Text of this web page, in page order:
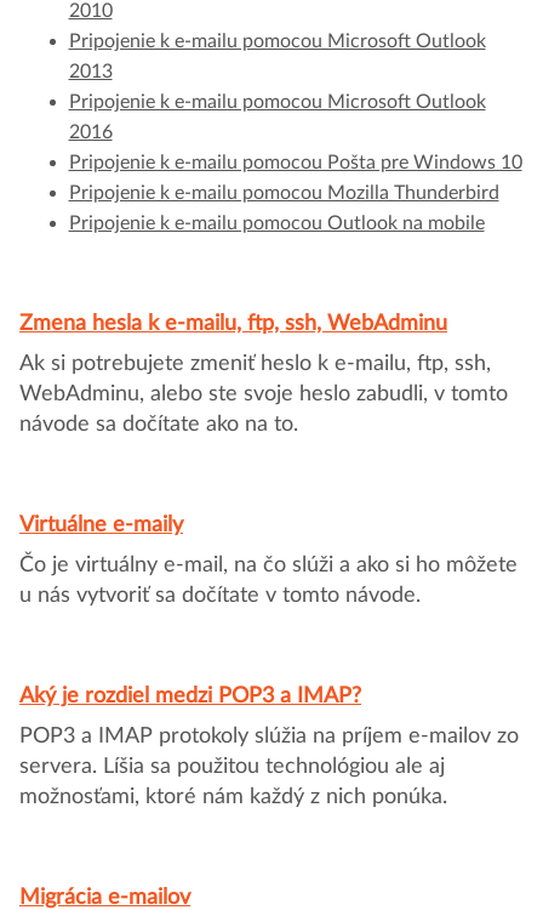
2010
Pripojenie k e-mailu pomocou Microsoft Outlook
2013
Pripojenie k e-mailu pomocou Microsoft Outlook
2016
Pripojenie k e-mailu pomocou Pošta pre Windows 10
Pripojenie k e-mailu pomocou Mozilla Thunderbird
Pripojenie k e-mailu pomocou Outlook na mobile
Zmena hesla k e-mailu, ftp, ssh, WebAdminu
Ak si potrebujete zmeniť heslo k e-mailu, ftp, ssh,
WebAdminu, alebo ste svoje heslo zabudli, v tomto
návode sa dočítate ako na to.
Virtuálne e-maily
Čo je virtuálny e-mail, na čo slúži a ako si ho môžete
u nás vytvoriť sa dočítate v tomto návode.
Aký je rozdiel medzi POP3 a IMAP?
POP3 a IMAP protokoly slúžia na príjem e-mailov zo
servera. Líšia sa použitou technológiou ale aj
možnosťami, ktoré nám každý z nich ponúka.
Migrácia e-mailov